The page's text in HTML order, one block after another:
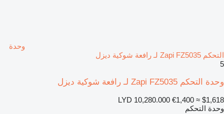
وحدة
التحكم Zapi FZ5035 لـ رافعة شوكية ديزل
5
وحدة التحكم Zapi FZ5035 لـ رافعة شوكية ديزل
LYD 10,280.000 €1,400 ≈ $1,618
وحدة التحكم